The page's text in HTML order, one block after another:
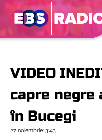
VIDEO
capre
în Bucegi
27 noiembrie13:43